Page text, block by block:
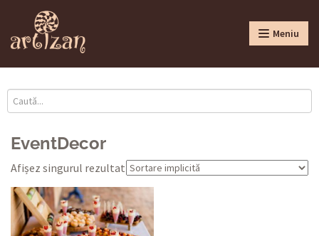
Meniu
EventDecor
Afișez singurul rezultat